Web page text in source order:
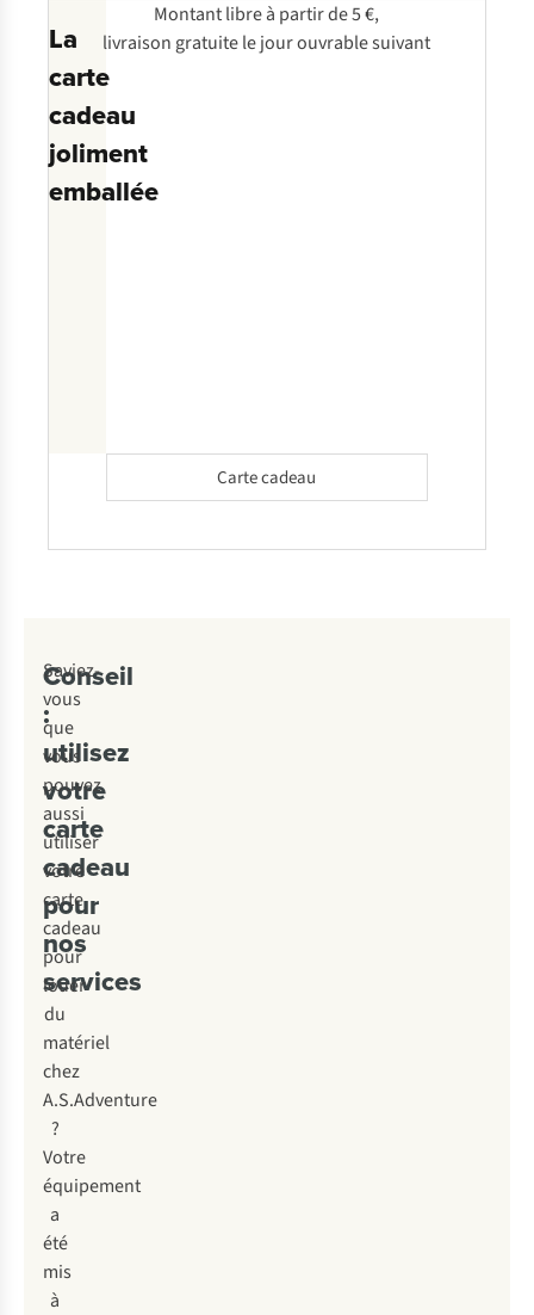
La
carte
cadeau
joliment
emballée
Montant libre à partir de 5 €,
livraison gratuite le jour ouvrable suivant
Carte cadeau
Conseil
:
utilisez
votre
carte
cadeau
pour
nos
services
Saviez-
vous
que
vous
pouvez
aussi
utiliser
votre
carte
cadeau
pour
louer
du
matériel
chez
A.S.Adventure
?
Votre
équipement
a
été
mis
à